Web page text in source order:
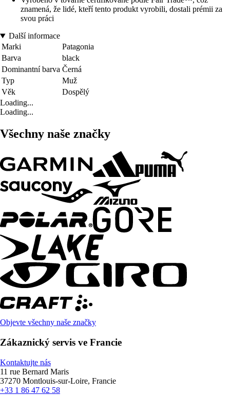
znamená, že lidé, kteří tento produkt vyrobili, dostali prémii za
svou práci
Další informace
Marki
Patagonia
Barva
black
Dominantní barva Černá
Typ
Muž
Věk
Dospělý
Loading...
Loading...
Všechny naše značky
Objevte všechny naše značky
Zákaznický servis ve Francie
Kontaktujte nás
11 rue Bernard Maris
37270 Montlouis-sur-Loire, Francie
+33 1 86 47 62 58